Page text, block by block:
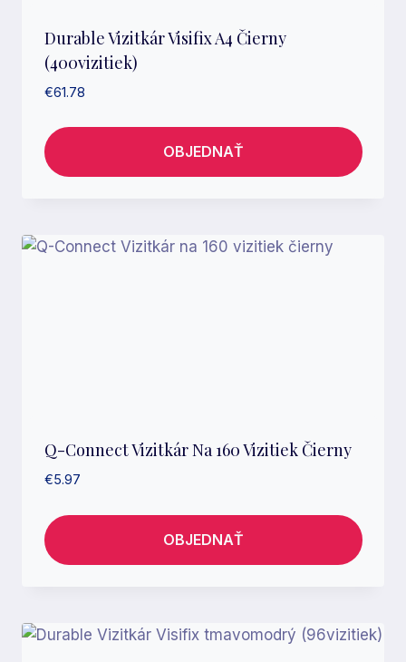
Durable Vizitkár Visifix A4 Čierny
(400vizitiek)
€61.78
OBJEDNAŤ
Q-Connect Vizitkár Na 160 Vizitiek Čierny
€5.97
OBJEDNAŤ